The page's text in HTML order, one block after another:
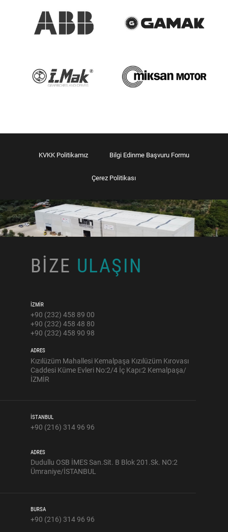
KVKK Politikamız Bilgi Edinme Başvuru Formu
Çerez Politikası
BİZE ULAŞIN
İZMİR
+90 (232) 458 89 00
+90 (232) 458 48 80
+90 (232) 458 90 98
ADRES
Kızılüzüm Mahallesi Kemalpaşa Kızılüzüm Kırovası
Caddesi Küme Evleri No:2/4 İç Kapı:2 Kemalpaşa/
İZMİR
İSTANBUL
+90 (216) 314 96 96
ADRES
Dudullu OSB İMES San.Sit. B Blok 201.Sk. NO:2
Ümraniye/İSTANBUL
BURSA
+90 (216) 314 96 96